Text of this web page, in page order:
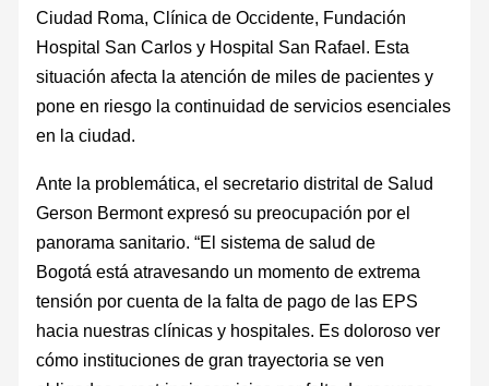
Ciudad Roma, Clínica de Occidente, Fundación
Hospital San Carlos y Hospital San Rafael. Esta
situación afecta la atención de miles de pacientes y
pone en riesgo la continuidad de servicios esenciales
en la ciudad.
Ante la problemática, el secretario distrital de Salud
Gerson Bermont expresó su preocupación por el
panorama sanitario. “El sistema de salud de
Bogotá está atravesando un momento de extrema
tensión por cuenta de la falta de pago de las EPS
hacia nuestras clínicas y hospitales. Es doloroso ver
cómo instituciones de gran trayectoria se ven